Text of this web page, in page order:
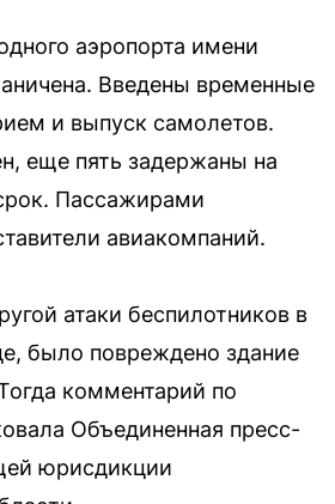
аэропорта имени
Введены временные
и выпуск самолетов.
еще пять задержаны на
Пассажирами
авиакомпаний.
атаки беспилотников в
было повреждено здание
комментарий по
Объединенная пресс-
юрисдикции